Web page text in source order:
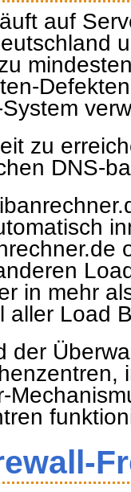
auf
zu
DNS-
in mehr
aller Load
der